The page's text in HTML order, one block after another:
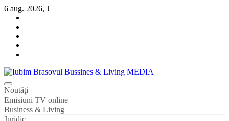
Sari
conținut
6 aug. 2026, J
Iubim Brasovul Bussines & Living MEDIA
Din pasiune și dragoste pentru Brașoveni
Noutăți
Emisiuni TV online
Business & Living
Juridic